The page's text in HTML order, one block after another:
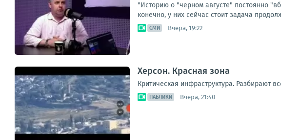
"Историю о "черном августе" постоянно
конечно, у них сейчас стоит задача
СМИ Вчера, 19:22
Херсон. Красная зона
Критическая инфраструктура. Разбирают
ПАБЛИКИ Вчера, 21:40